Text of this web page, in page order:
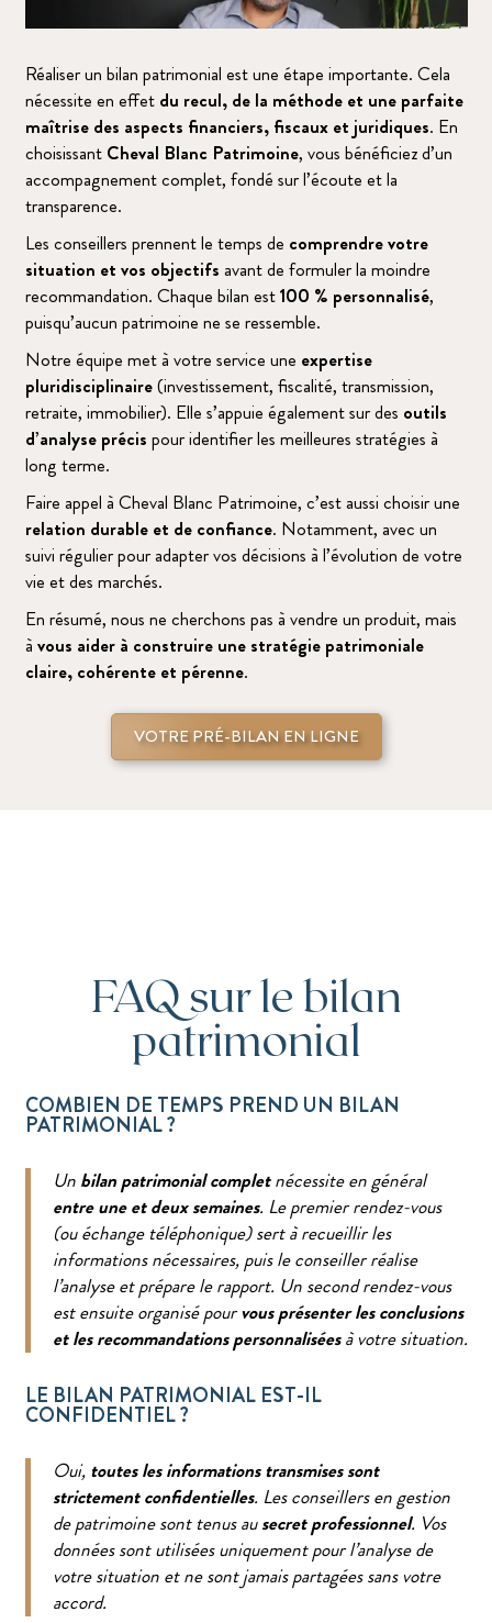
Réaliser un bilan patrimonial est une étape importante. Cela
nécessite en effet du recul, de la méthode et une parfaite
maîtrise des aspects financiers, fiscaux et juridiques. En
choisissant Cheval Blanc Patrimoine, vous bénéficiez d’un
accompagnement complet, fondé sur l’écoute et la
transparence.
Les conseillers prennent le temps de comprendre votre
situation et vos objectifs avant de formuler la moindre
recommandation. Chaque bilan est100 % personnalisé,
puisqu’aucun patrimoine ne se ressemble.
Notre équipe met à votre service une expertise
pluridisciplinaire(investissement, fiscalité, transmission,
retraite, immobilier). Elle s’appuie également sur des outils
d’analyse précis pour identifier les meilleures stratégies à
long terme.
Faire appel à Cheval Blanc Patrimoine, c’est aussi choisir une
relation durable et de confiance. Notamment, avec un
suivi régulier pour adapter vos décisions à l’évolution de votre
vie et des marchés.
En résumé, nous ne cherchons pas à vendre un produit, mais
à vous aider à construire une stratégie patrimoniale
claire, cohérente et pérenne.
VOTRE PRÉ-BILAN EN LIGNE
FAQ sur le bilan
patrimonial
COMBIEN DE TEMPS PREND UN BILAN
PATRIMONIAL ?
Un bilan patrimonial completnécessite en général
entre une et deux semaines. Le premier rendez-vous
(ou échange téléphonique) sert à recueillir les
informations nécessaires, puis le conseiller réalise
l’analyse et prépare le rapport. Un second rendez-vous
est ensuite organisé pourvous présenter les conclusions
et les recommandations personnaliséesà votre situation.
LE BILAN PATRIMONIAL EST-IL
CONFIDENTIEL ?
Oui, toutes les informations transmises sont
strictement confidentielles. Les conseillers en gestion
de patrimoine sont tenus ausecret professionnel. Vos
données sont utilisées uniquement pour l’analyse de
votre situation et ne sont jamais partagées sans votre
accord.